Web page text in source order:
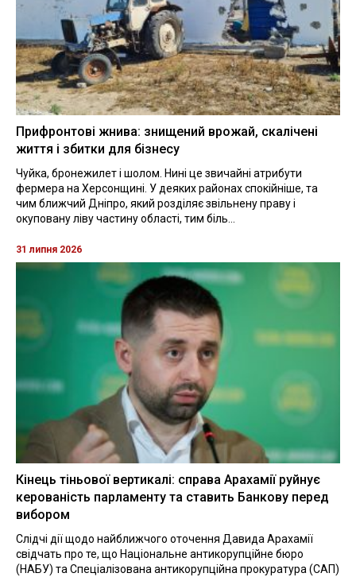
Прифронтові жнива: знищений врожай, скалічені
життя і збитки для бізнесу
Чуйка, бронежилет і шолом. Нині це звичайні атрибути
фермера на Херсонщині. У деяких районах спокійніше, та
чим ближчий Дніпро, який розділяє звільнену праву і
окуповану ліву частину області, тим біль...
31 липня 2026
Кінець тіньової вертикалі: справа Арахамії руйнує
керованість парламенту та ставить Банкову перед
вибором
Слідчі дії щодо найближчого оточення Давида Арахамії
свідчать про те, що Національне антикорупційне бюро
(НАБУ) та Спеціалізована антикорупційна прокуратура (САП)